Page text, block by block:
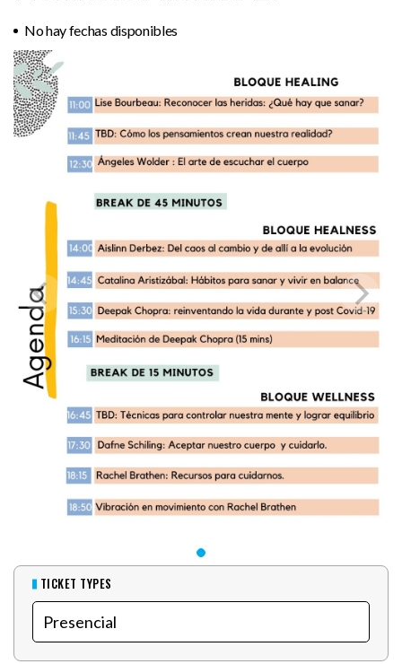
No hay fechas disponibles
TICKET TYPES